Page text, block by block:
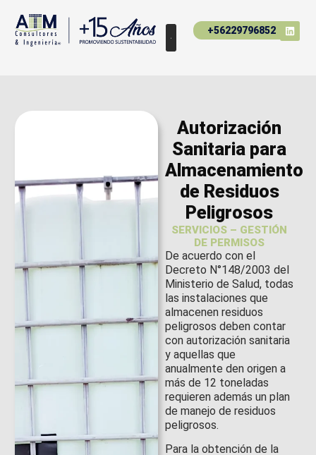
+56229796852
Autorización
Sanitaria para
Almacenamiento
de Residuos
Peligrosos
SERVICIOS – GESTIÓN
DE PERMISOS
De acuerdo con el
Decreto N°148/2003 del
Ministerio de Salud, todas
las instalaciones que
almacenen residuos
peligrosos deben contar
con autorización sanitaria
y aquellas que
anualmente den origen a
más de 12 toneladas
requieren además un plan
de manejo de residuos
peligrosos.
Para la obtención de la